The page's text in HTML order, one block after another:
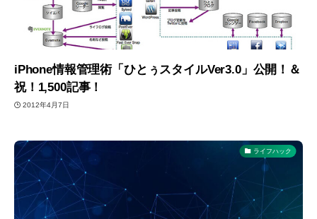
iPhone情報管理術「ひとぅスタイルVer3.0」公開！＆
祝！1,500記事！
2012年4月7日
ライフハック